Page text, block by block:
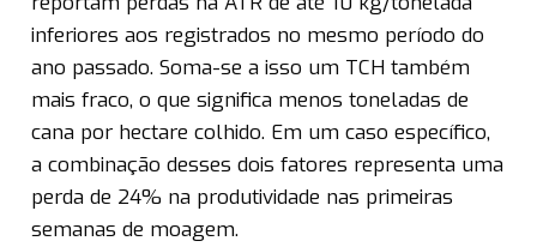
inferiores aos registrados no mesmo período do
ano passado. Soma-se a isso um TCH também
mais fraco, o que significa menos toneladas de
cana por hectare colhido. Em um caso específico,
a combinação desses dois fatores representa uma
perda de 24% na produtividade nas primeiras
semanas de moagem.